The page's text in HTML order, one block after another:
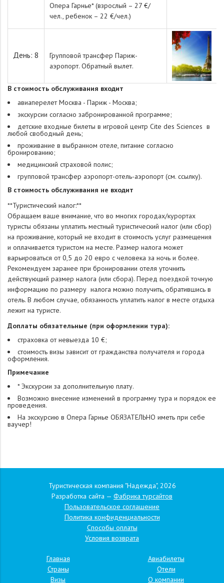
Опера Гарнье* (взрослый – 27 €/
чел., ребенок – 22 €/чел.)
День: 8
Групповой трансфер Париж-
аэропорт. Обратный вылет.
В стоимость обслуживания входит
авиаперелет Москва - Париж - Москва;
экскурсии согласно забронированной программе;
детские входные билеты в игровой центр Cite des Sciences в
любой свободный день;
проживание в выбранном отеле, питание согласно
бронированию;
медицинский страховой полис;
групповой трансфер аэропорт-отель-аэропорт (см. ссылку).
В стоимость обслуживания не входит
**Туристический налог:**
Обращаем ваше внимание, что во многих городах/курортах
туристы обязаны уплатить местный туристический налог (или сбор)
на проживание, который не входит в стоимость услуг размещения
и оплачивается туристом на месте. Размер налога может
варьироваться от 0,5 до 20 евро с человека за ночь и более.
Рекомендуем заранее при бронировании отеля уточнить
действующий размер налога (или сбора). Перед поездкой точную
информацию по размеру налога можно получить, обратившись в
отель. В любом случае, обязанность уплатить налог в месте отдыха
лежит на туристе.
Доплаты обязательные (при оформлении тура):
страховка от невыезда 10 €;
стоимость визы зависит от гражданства получателя и города
оформления.
Примечание
* Экскурсии за дополнительную плату.
Возможно внесение изменений в программу тура и порядок ее
проведения.
На экскурсию в Опера Гарнье ОБЯЗАТЕЛЬНО иметь при себе
ваучер!
Туристическая компания "Надежда", 2026
Разработка сайта — Фабрика турсайтов
Пользовательское соглашение
Политика конфиденциальности
Способы оплаты
Условия возврата
Главная
Страны
Визы
Авиабилеты
Отели
О компании